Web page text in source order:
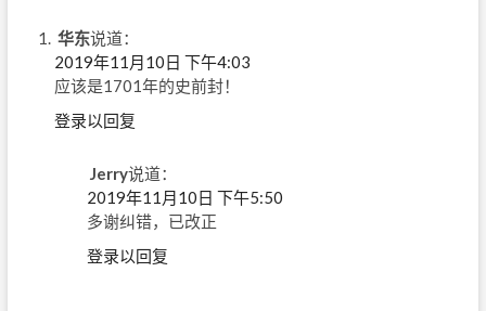
华东说道：
2019年11月10日 下午4:03
应该是1701年的史前封！
登录以回复
Jerry说道：
2019年11月10日 下午5:50
多谢纠错，已改正
登录以回复